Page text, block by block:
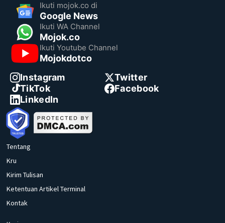
Ikuti mojok.co di
Google News
Ikuti WA Channel
Mojok.co
Ikuti Youtube Channel
Mojokdotco
Instagram
Twitter
TikTok
Facebook
LinkedIn
Tentang
Kru
Kirim Tulisan
Ketentuan Artikel Terminal
Kontak